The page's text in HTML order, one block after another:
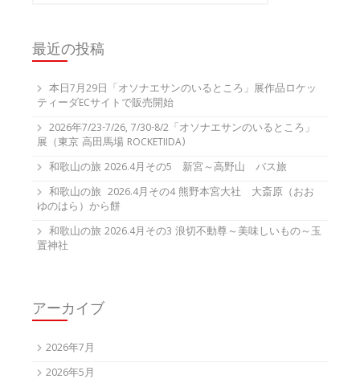
最近の投稿
本日7月29日「オソナエサンのいるところ」展作品ロケッ
ティーダECサイトで販売開始
2026年7/23-7/26, 7/30-8/2「オソナエサンのいるところ」
展（東京 高田馬場 ROCKETIIDA)
和歌山の旅 2026.4月その5 新宮～高野山 バス旅
和歌山の旅 2026.4月その4 熊野本宮大社 大斎原（おお
ゆのはら）から餅
和歌山の旅 2026.4月その3 浪切不動尊～美味しいもの～玉
置神社
アーカイブ
2026年7月
2026年5月